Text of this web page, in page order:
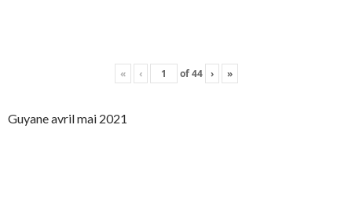
« ‹ of44 › »
Guyane avril mai 2021